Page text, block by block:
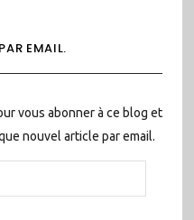
EMAIL.
vous abonner à ce blog et
nouvel article par email.